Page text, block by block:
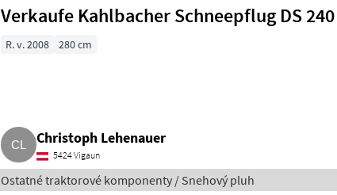
Verkaufe Kahlbacher Schneepflug DS 240
R. v. 2008 280 cm
Christoph Lehenauer
5424 Vigaun
Ostatné traktorové komponenty / Snehový pluh